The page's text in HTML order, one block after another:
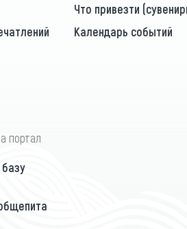
Что привезти
Календарь событий
портал
базу